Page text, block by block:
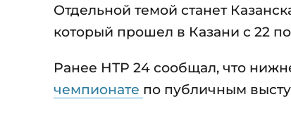
Отдельной темой станет
который прошел в Казани с 22
Ранее НТР 24 сообщал, что
чемпионате по публичным